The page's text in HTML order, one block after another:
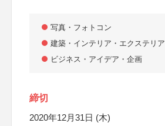
写真・フォトコン
建築・インテリア・エクステリア
ビジネス・アイデア・企画
締切
2020年12月31日 (木)